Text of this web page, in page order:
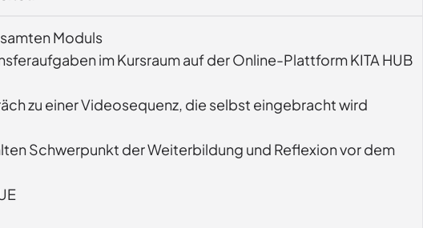
Moduls
im Kursraum auf der Online-Plattform KITA HUB
zu einer Videosequenz, die selbst eingebracht wird
Schwerpunkt der Weiterbildung und Reflexion vor dem